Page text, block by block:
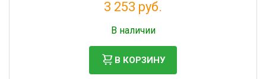
3 253 руб.
В наличии
В КОРЗИНУ